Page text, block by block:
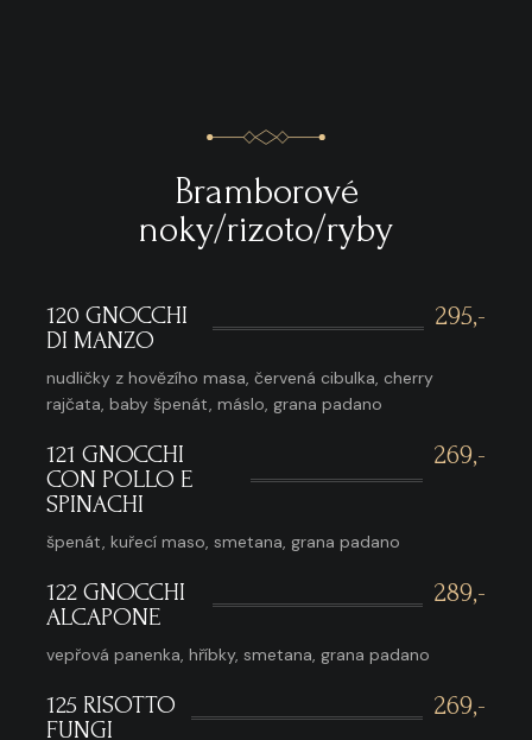
Bramborové
noky/rizoto/ryby
120 GNOCCHI
DI MANZO
295,-
nudličky z hovězího masa, červená cibulka, cherry
rajčata, baby špenát, máslo, grana padano
121 GNOCCHI
CON POLLO E
SPINACHI
269,-
špenát, kuřecí maso, smetana, grana padano
122 GNOCCHI
ALCAPONE
289,-
vepřová panenka, hříbky, smetana, grana padano
125 RISOTTO
FUNGI
269,-